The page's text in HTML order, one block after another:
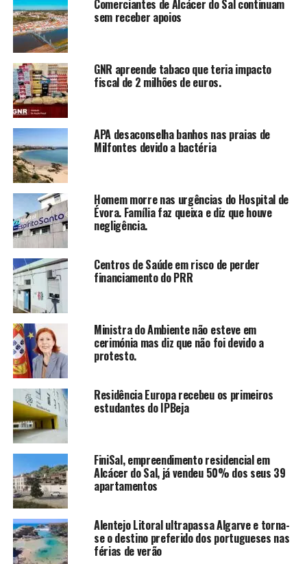
Comerciantes de Alcácer do Sal continuam
sem receber apoios
GNR apreende tabaco que teria impacto
fiscal de 2 milhões de euros.
APA desaconselha banhos nas praias de
Milfontes devido a bactéria
Homem morre nas urgências do Hospital de
Évora. Família faz queixa e diz que houve
negligência.
Centros de Saúde em risco de perder
financiamento do PRR
Ministra do Ambiente não esteve em
cerimónia mas diz que não foi devido a
protesto.
Residência Europa recebeu os primeiros
estudantes do IPBeja
FiniSal, empreendimento residencial em
Alcácer do Sal, já vendeu 50% dos seus 39
apartamentos
Alentejo Litoral ultrapassa Algarve e torna-
se o destino preferido dos portugueses nas
férias de verão